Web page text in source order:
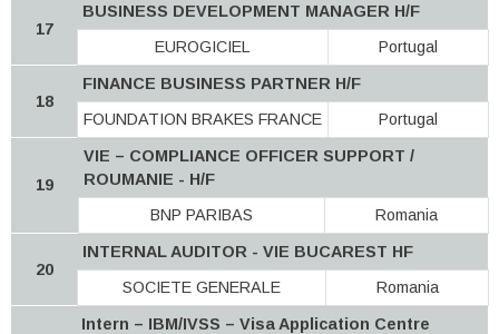
17
BUSINESS DEVELOPMENT MANAGER H/F
EUROGICIEL
Portugal
18
FINANCE BUSINESS PARTNER H/F
FOUNDATION BRAKES FRANCE
Portugal
19
VIE – COMPLIANCE OFFICER SUPPORT /
ROUMANIE - H/F
BNP PARIBAS
Romania
20
INTERNAL AUDITOR - VIE BUCAREST HF
SOCIETE GENERALE
Romania
Intern – IBM/IVSS – Visa Application Centre